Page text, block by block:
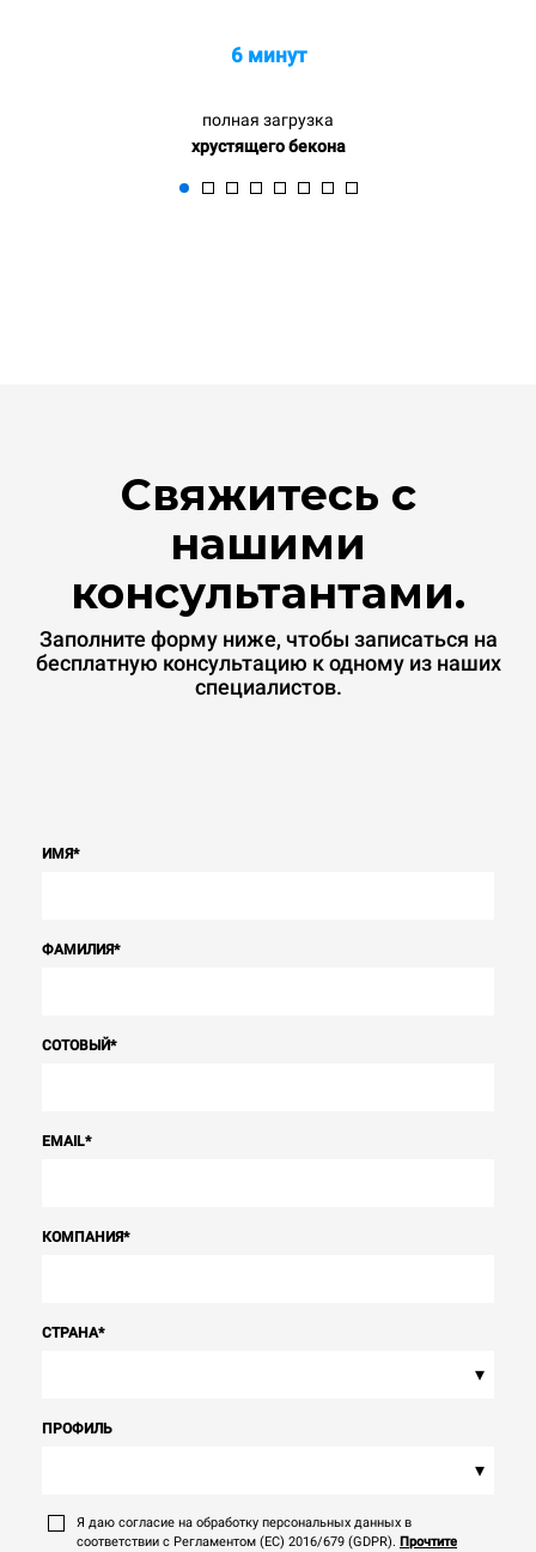
6 минут
полная загрузка
хрустящего бекона
Свяжитесь с
нашими
консультантами.
Заполните форму ниже, чтобы записаться на
бесплатную консультацию к одному из наших
специалистов.
ИМЯ*
ФАМИЛИЯ*
СОТОВЫЙ*
EMAIL*
КОМПАНИЯ*
СТРАНА*
▾
ПРОФИЛЬ
▾
Я даю согласие на обработку персональных данных в
соответствии с Регламентом (ЕС) 2016/679 (GDPR). Прочтите